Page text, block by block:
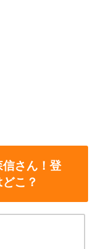
さん！登
こ？